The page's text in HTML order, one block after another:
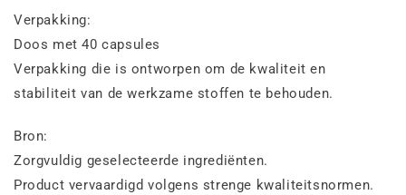
Verpakking:
Doos met 40 capsules
Verpakking die is ontworpen om de kwaliteit en
stabiliteit van de werkzame stoffen te behouden.
Bron:
Zorgvuldig geselecteerde ingrediënten.
Product vervaardigd volgens strenge kwaliteitsnormen.